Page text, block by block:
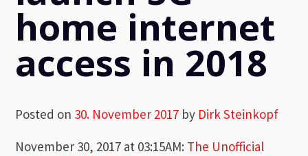
home internet
access in 2018
Posted on 30. November 2017 by Dirk Steinkopf
November 30, 2017 at 03:15AM: The Unofficial